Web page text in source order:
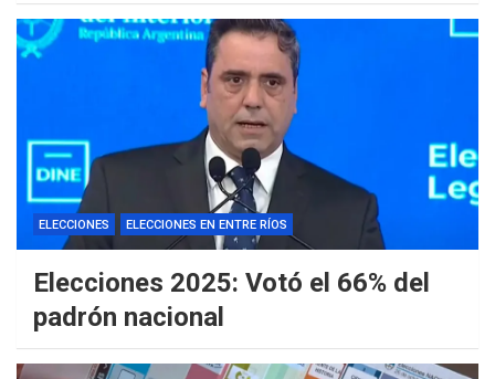
ELECCIONES ELECCIONES EN ENTRE RÍOS
Elecciones 2025: Votó el 66% del
padrón nacional